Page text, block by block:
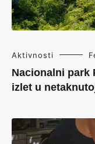
Aktivnosti
Nacionalni park
izlet u